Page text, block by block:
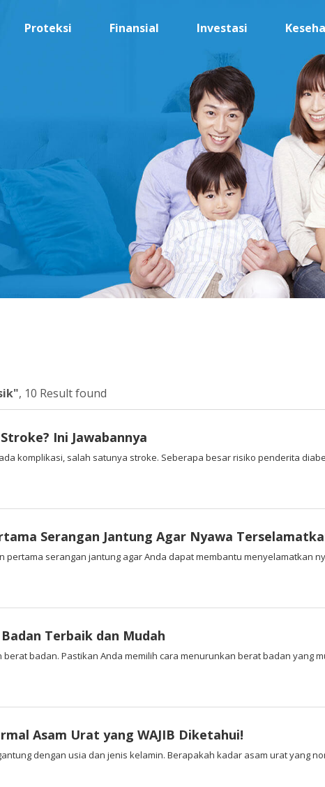
Proteksi Finansial Investasi
, 10 Result found
Ini Jawabannya
komplikasi, salah satunya stroke. Seberapa besar risiko penderita
Serangan Jantung Agar Nyawa
pertama serangan jantung agar Anda dapat membantu menyelamatkan
Terbaik dan Mudah
badan. Pastikan Anda memilih cara menurunkan berat badan yang
Asam Urat yang WAJIB Diketahui!
dengan usia dan jenis kelamin. Berapakah kadar asam urat yang